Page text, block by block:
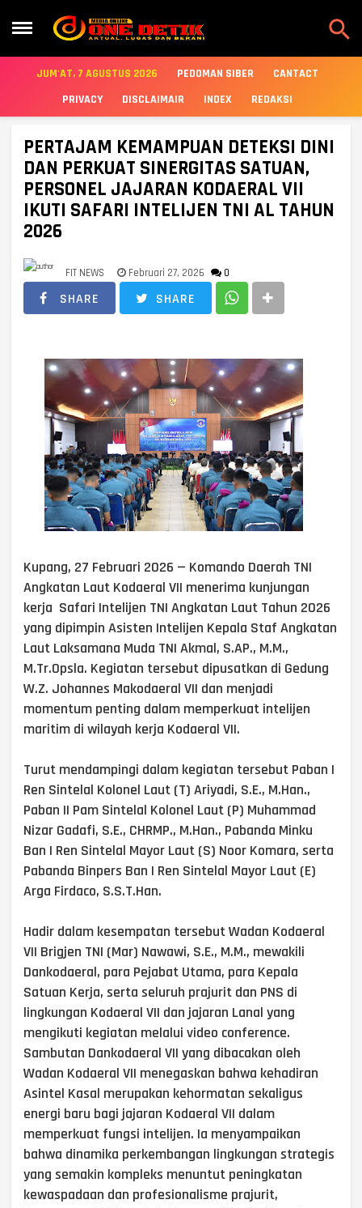

JUM'AT, 7 AGUSTUS 2026 PEDOMAN SIBER
CANTACT
PRIVACY
DISCLAIMAIR INDEX REDAKSI
PERTAJAM KEMAMPUAN DETEKSI DINI
DAN PERKUAT SINERGITAS SATUAN,
PERSONEL JAJARAN KODAERAL VII
IKUTI SAFARI INTELIJEN TNI AL TAHUN
2026
FIT NEWS Februari 27, 2026 0
SHARE SHARE
Kupang, 27 Februari 2026 — Komando Daerah TNI
Angkatan Laut Kodaeral VII menerima kunjungan
kerja Safari Intelijen TNI Angkatan Laut Tahun 2026
yang dipimpin Asisten Intelijen Kepala Staf Angkatan
Laut Laksamana Muda TNI Akmal, S.AP., M.M.,
M.Tr.Opsla. Kegiatan tersebut dipusatkan di Gedung
W.Z. Johannes Makodaeral VII dan menjadi
momentum penting dalam memperkuat intelijen
maritim di wilayah kerja Kodaeral VII.
Turut mendampingi dalam kegiatan tersebut Paban I
Ren Sintelal Kolonel Laut (T) Ariyadi, S.E., M.Han.,
Paban II Pam Sintelal Kolonel Laut (P) Muhammad
Nizar Gadafi, S.E., CHRMP., M.Han., Pabanda Minku
Ban I Ren Sintelal Mayor Laut (S) Noor Komara, serta
Pabanda Binpers Ban I Ren Sintelal Mayor Laut (E)
Arga Firdaco, S.S.T.Han.
Hadir dalam kesempatan tersebut Wadan Kodaeral
VII Brigjen TNI (Mar) Nawawi, S.E., M.M., mewakili
Dankodaeral, para Pejabat Utama, para Kepala
Satuan Kerja, serta seluruh prajurit dan PNS di
lingkungan Kodaeral VII dan jajaran Lanal yang
mengikuti kegiatan melalui video conference.
Sambutan Dankodaeral VII yang dibacakan oleh
Wadan Kodaeral VII menegaskan bahwa kehadiran
Asintel Kasal merupakan kehormatan sekaligus
energi baru bagi jajaran Kodaeral VII dalam
memperkuat fungsi intelijen. Ia menyampaikan
bahwa dinamika perkembangan lingkungan strategis
yang semakin kompleks menuntut peningkatan
kewaspadaan dan profesionalisme prajurit,